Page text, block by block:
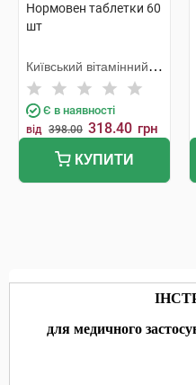
Нормовен таблетки 60
шт
Київський вітамінний
завод
Є в наявності
від 398.00 318.40 грн
КУПИТИ